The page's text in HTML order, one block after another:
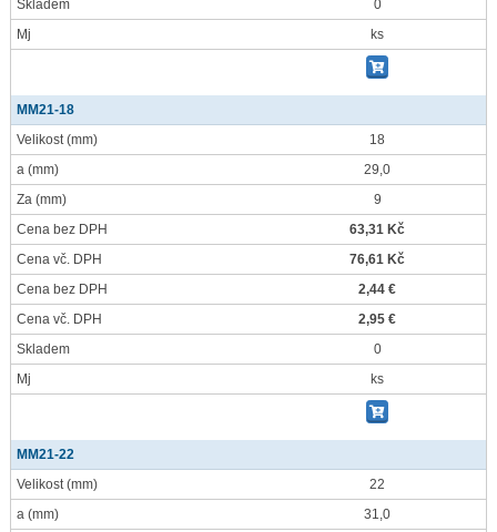
Skladem
0
Mj
ks
MM21-18
Velikost(mm)
18
a (mm)
29,0
Za (mm)
9
Cena bez DPH
63,31 Kč
Cena vč. DPH
76,61 Kč
Cena bez DPH
2,44 €
Cena vč. DPH
2,95 €
Skladem
0
Mj
ks
MM21-22
Velikost(mm)
22
a (mm)
31,0